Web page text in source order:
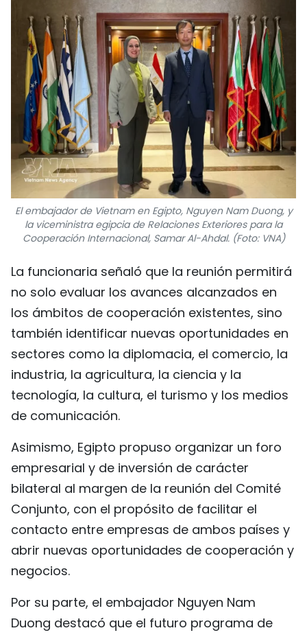
El embajador de Vietnam en Egipto, Nguyen Nam Duong, y
la viceministra egipcia de Relaciones Exteriores para la
Cooperación Internacional, Samar Al-Ahdal. (Foto: VNA)
La funcionaria señaló que la reunión permitirá
no solo evaluar los avances alcanzados en
los ámbitos de cooperación existentes, sino
también identificar nuevas oportunidades en
sectores como la diplomacia, el comercio, la
industria, la agricultura, la ciencia y la
tecnología, la cultura, el turismo y los medios
de comunicación.
Asimismo, Egipto propuso organizar un foro
empresarial y de inversión de carácter
bilateral al margen de la reunión del Comité
Conjunto, con el propósito de facilitar el
contacto entre empresas de ambos países y
abrir nuevas oportunidades de cooperación y
negocios.
Por su parte, el embajador Nguyen Nam
Duong destacó que el futuro programa de